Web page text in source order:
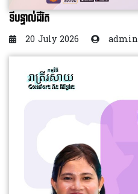
ទីបន្ទាល់ជីវិត
20 July 2026 admin